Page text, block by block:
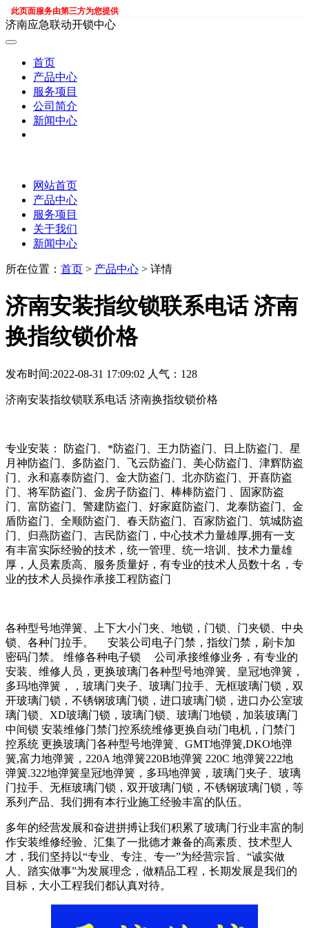
此页面服务由第三方为您提供
济南应急联动开锁中心
首页
产品中心
服务项目
公司简介
新闻中心
网站首页
产品中心
服务项目
关于我们
新闻中心
所在位置： 首页 > 产品中心 > 详情
济南安装指纹锁联系电话 济南
换指纹锁价格
发布时间:2022-08-31 17:09:02 人气：128
济南安装指纹锁联系电话 济南换指纹锁价格
专业安装： 防盗门、*防盗门、王力防盗门、日上防盗门、星
月神防盗门、多防盗门、飞云防盗门、美心防盗门、津辉防盗
门、永和嘉泰防盗门、金大防盗门、北亦防盗门、开喜防盗
门、将军防盗门、金房子防盗门、棒棒防盗门 、固家防盗
门、富防盗门、警建防盗门、好家庭防盗门、龙泰防盗门、金
盾防盗门、全顺防盗门、春天防盗门、百家防盗门、筑城防盗
门、归燕防盗门、吉民防盗门，中心技术力量雄厚,拥有一支
有丰富实际经验的技术，统一管理、统一培训、技术力量雄
厚，人员素质高、服务质量好，有专业的技术人员数十名，专
业的技术人员操作承接工程防盗门
各种型号地弹簧、上下大小门夹、地锁，门锁、门夹锁、中央
锁、各种门拉手。 安装公司电子门禁，指纹门禁，刷卡加
密码门禁。 维修各种电子锁 公司承接维修业务，有专业的
安装、维修人员，更换玻璃门各种型号地弹簧、皇冠地弹簧，
多玛地弹簧，，玻璃门夹子、玻璃门拉手、无框玻璃门锁，双
开玻璃门锁，不锈钢玻璃门锁，进口玻璃门锁，进口办公室玻
璃门锁、XD玻璃门锁，玻璃门锁、玻璃门地锁，加装玻璃门
中间锁 安装维修门禁门控系统维修更换自动门电机，门禁门
控系统 更换玻璃门各种型号地弹簧、GMT地弹簧,DKO地弹
簧,富力地弹簧，220A 地弹簧220B地弹簧 220C 地弹簧222地
弹簧.322地弹簧皇冠地弹簧，多玛地弹簧，玻璃门夹子、玻璃
门拉手、无框玻璃门锁，双开玻璃门锁，不锈钢玻璃门锁，等
系列产品、我们拥有本行业施工经验丰富的队伍。
多年的经营发展和奋进拼搏让我们积累了玻璃门行业丰富的制
作安装维修经验、汇集了一批德才兼备的高素质、技术型人
才，我们坚持以“专业、专注、专一”为经营宗旨、“诚实做
人、踏实做事”为发展理念，做精品工程，长期发展是我们的
目标，大小工程我们都认真对待。